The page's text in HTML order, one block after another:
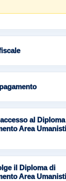
al
Area
il Diploma di
Area